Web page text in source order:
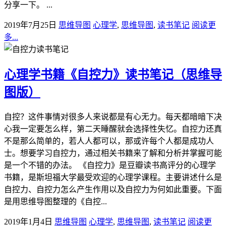
分享一下。 ...
2019年7月25日 思维导图 心理学, 思维导图 , 读书笔记 阅读更
多...
心理学书籍《自控力》读书笔记（思维导
图版）
自控？这件事情对很多人来说都是有心无力。每天都暗暗下决
心我一定要怎么样，第二天睡醒就会选择性失忆。自控力还真
不是那么简单的，若人人都可以，那或许每个人都是成功人
士。想要学习自控力，通过相关书籍来了解和分析并掌握可能
是一个不错的办法。 《自控力》是豆瓣读书高评分的心理学
书籍，是斯坦福大学最受欢迎的心理学课程。主要讲述什么是
自控力、自控力怎么产生作用以及自控力为何如此重要。下面
是用思维导图整理的《自控...
2019年1月4日 思维导图 心理学, 思维导图 , 读书笔记 阅读更